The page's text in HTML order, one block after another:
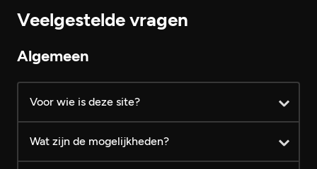
Veelgestelde vragen
Algemeen
Voor wie is deze site?
Wat zijn de mogelijkheden?